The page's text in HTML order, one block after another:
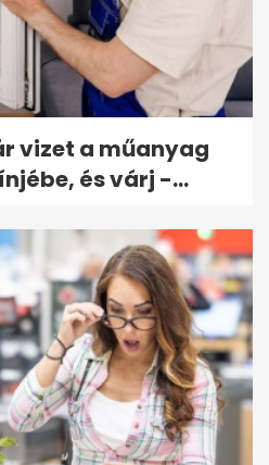
vizet a műanyag
és várj -...